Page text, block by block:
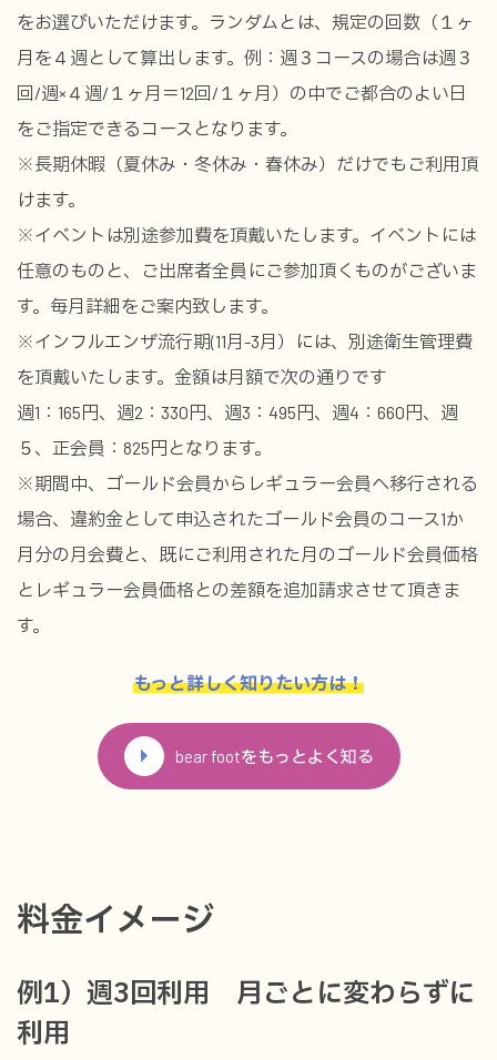
をお選びいただけます。ランダムとは、規定の回数（１ヶ
月を４週として算出します。例：週３コースの場合は週３
回/週×４週/１ヶ月＝12回/１ヶ月）の中でご都合のよい日
をご指定できるコースとなります。
※長期休暇（夏休み・冬休み・春休み）だけでもご利用頂
けます。
※イベントは別途参加費を頂戴いたします。イベントには
任意のものと、ご出席者全員にご参加頂くものがございま
す。毎月詳細をご案内致します。
※インフルエンザ流行期(11月-3月）には、別途衛生管理費
を頂戴いたします。金額は月額で次の通りです
週1：165円、週2：330円、週3：495円、週4：660円、週
５、正会員：825円となります。
※期間中、ゴールド会員からレギュラー会員へ移行される
場合、違約金として申込されたゴールド会員のコース1か
月分の月会費と、既にご利用された月のゴールド会員価格
とレギュラー会員価格との差額を追加請求させて頂きま
す。
もっと詳しく知りたい方は！
bear footをもっとよく知る
料金イメージ
例1）週3回利用 月ごとに変わらずに
利用